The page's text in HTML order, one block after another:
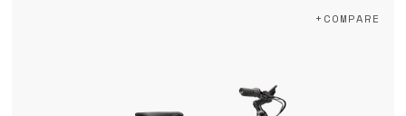
+COMPARE